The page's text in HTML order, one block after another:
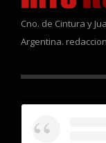
Cno. de Cintura y
Argentina.